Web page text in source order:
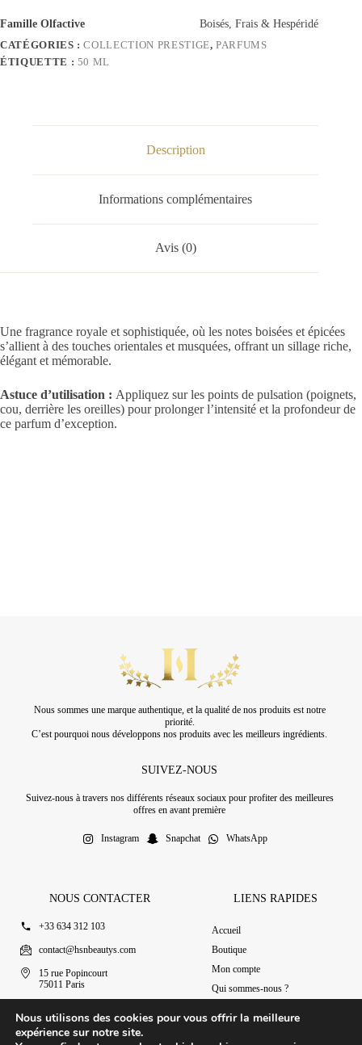
Famille Olfactive
Boisés, Frais & Hespéridé
CATÉGORIES :COLLECTION PRESTIGE,PARFUMS
ÉTIQUETTE : 50 ML
Description
Informations complémentaires
Avis (0)
Une fragrance royale et sophistiquée, où les notes boisées et épicées
s’allient à des touches orientales et musquées, offrant un sillage riche,
élégant et mémorable.
Astuce d’utilisation : Appliquez sur les points de pulsation (poignets,
cou, derrière les oreilles) pour prolonger l’intensité et la profondeur de
ce parfum d’exception.
Nous sommes une marque authentique, et la qualité de nos produits est notre
priorité.
C’est pourquoi nous développons nos produits avec les meilleurs ingrédients.
SUIVEZ-NOUS
Suivez-nous à travers nos différents réseaux sociaux pour profiter des meilleures
offres en avant première
Instagram Snapchat WhatsApp
NOUS CONTACTER
+33 634 312 103
contact@hsnbeautys.com
15 rue Popincourt
75011 Paris
LIENS RAPIDES
Accueil
Boutique
Mon compte
Qui sommes-nous ?
Nous utilisons des cookies pour vous offrir la meilleure
expérience sur notre site.